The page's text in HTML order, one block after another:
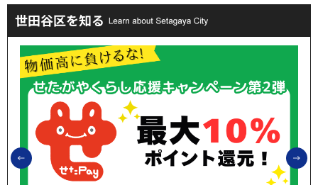
世田谷区を知る
前のスライドを表示